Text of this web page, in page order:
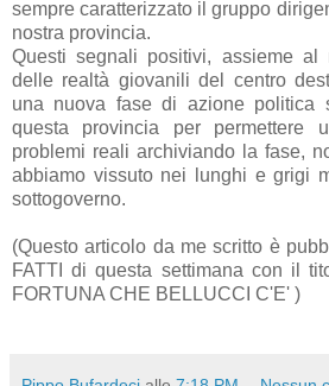
sempre caratterizzato il gruppo
nostra provincia.
Questi segnali positivi, assieme al
delle realtà giovanili del centro
una nuova fase di azione politica
questa provincia per permettere
problemi reali archiviando la fase,
abbiamo vissuto nei lunghi e grigi
sottogoverno.
(Questo articolo da me scritto è
FATTI di questa settimana con il
FORTUNA CHE BELLUCCI C'E' )